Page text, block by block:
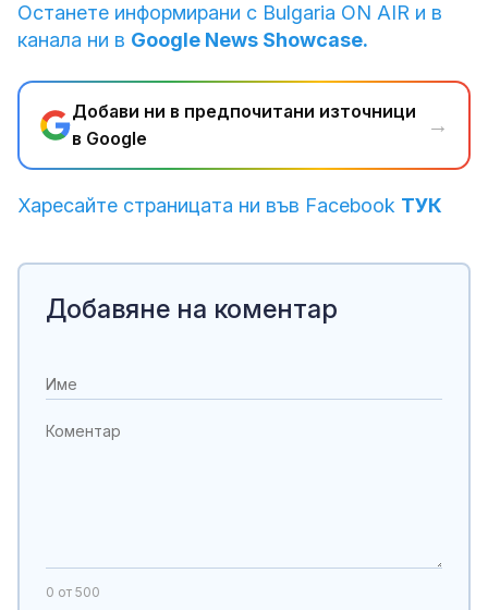
Останете информирани с Bulgaria ON AIR и в
канала ни в Google News Showcase.
Добави ни в предпочитани източници
в Google
→
Харесайте страницата ни във Facebook ТУК
Добавяне на коментар
0 от 500